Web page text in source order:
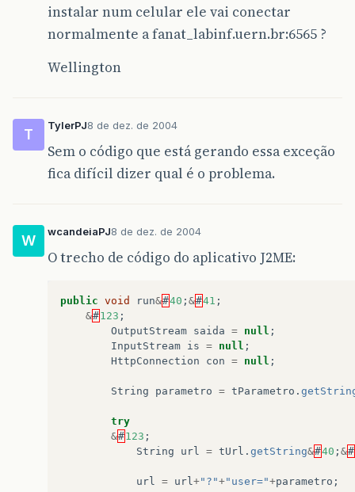
instalar num celular ele vai conectar
normalmente a fanat_labinf.uern.br:6565 ?
Wellington
T
TylerPJ8 de dez. de 2004
Sem o código que está gerando essa exceção
fica difícil dizer qual é o problema.
W
wcandeiaPJ8 de dez. de 2004
O trecho de código do aplicativo J2ME:
public void run&#40 ; &#41 ;
&#123 ;
OutputStream saida = null ;
InputStream is = null ;
HttpConnection
con = null ;
String parametro = tParametro .
try
&#123 ;
String
url = tUrl . getString&#40 ; &#
url = url +"?"+"user="+parametro ;